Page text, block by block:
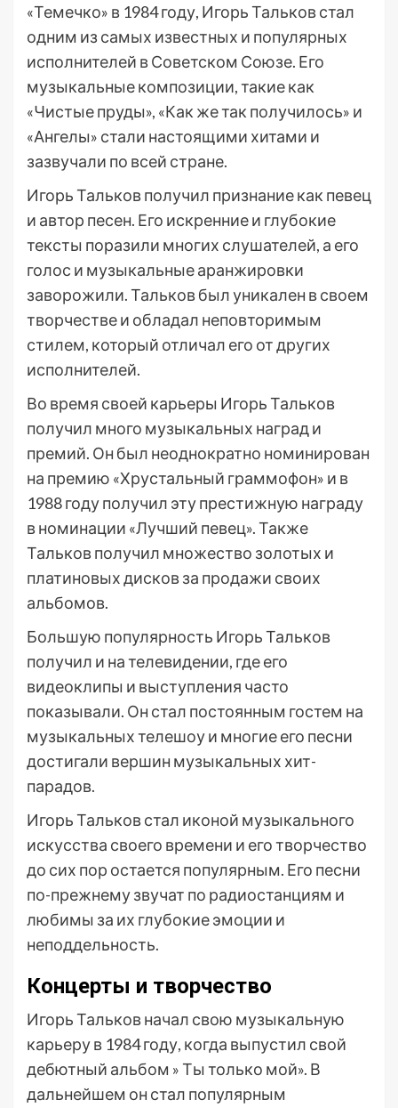
«Темечко» в 1984 году, Игорь Тальков стал
одним из самых известных и популярных
исполнителей в Советском Союзе. Его
музыкальные композиции, такие как
«Чистые пруды», «Как же так получилось» и
«Ангелы» стали настоящими хитами и
зазвучали по всей стране.
Игорь Тальков получил признание как певец
и автор песен. Его искренние и глубокие
тексты поразили многих слушателей, а его
голос и музыкальные аранжировки
заворожили. Тальков был уникален в своем
творчестве и обладал неповторимым
стилем, который отличал его от других
исполнителей.
Во время своей карьеры Игорь Тальков
получил много музыкальных наград и
премий. Он был неоднократно номинирован
на премию «Хрустальный граммофон» и в
1988 году получил эту престижную награду
в номинации «Лучший певец». Также
Тальков получил множество золотых и
платиновых дисков за продажи своих
альбомов.
Большую популярность Игорь Тальков
получил и на телевидении, где его
видеоклипы и выступления часто
показывали. Он стал постоянным гостем на
музыкальных телешоу и многие его песни
достигали вершин музыкальных хит-
парадов.
Игорь Тальков стал иконой музыкального
искусства своего времени и его творчество
до сих пор остается популярным. Его песни
по-прежнему звучат по радиостанциям и
любимы за их глубокие эмоции и
неподдельность.
Концерты и творчество
Игорь Тальков начал свою музыкальную
карьеру в 1984 году, когда выпустил свой
дебютный альбом » Ты только мой». В
дальнейшем он стал популярным